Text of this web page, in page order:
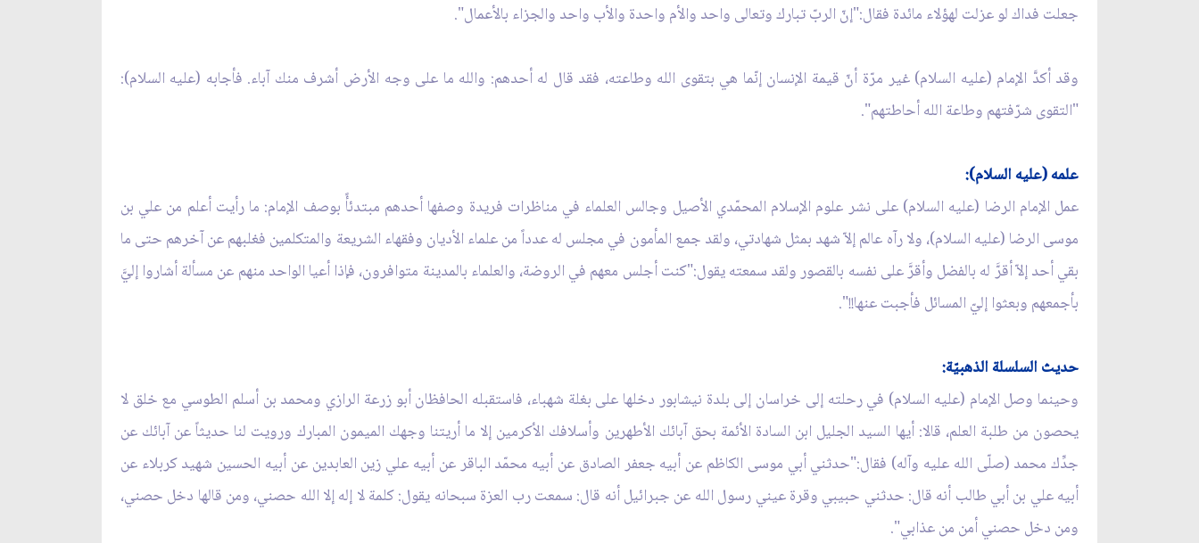
جعلت فداك لو عزلت لهؤلاء مائدة فقال:"إنّ الربّ تبارك وتعالى واحد والأم واحدة والأب واحد والجزاء بالأعمال".
وقد أكدَّ الإمام (عليه السلام) غير مرّة أنّ قيمة الإنسان إنّما هي بتقوى الله وطاعته، فقد قال له أحدهم: والله ما على وجه الأرض أشرف منك آباء. فأجابه (عليه السلام):
"التقوى شرّفتهم وطاعة الله أحاطتهم".
علمه (عليه السلام):
عمل الإمام الرضا (عليه السلام) على نشر علوم الإسلام المحمّدي الأصيل وجالس العلماء في مناظرات فريدة وصفها أحدهم مبتدئأً بوصف الإمام: ما رأيت أعلم من علي بن
موسى الرضا (عليه السلام)، ولا رآه عالم إلاّ شهد بمثل شهادتي، ولقد جمع المأمون في مجلس له عدداً من علماء الأديان وفقهاء الشريعة والمتكلمين فغلبهم عن آخرهم حتى ما
بقي أحد إلاّ أقرَّ له بالفضل وأقرَّ على نفسه بالقصور ولقد سمعته يقول:"كنت أجلس معهم في الروضة، والعلماء بالمدينة متوافرون، فإذا أعيا الواحد منهم عن مسألة أشاروا إليَّ
بأجمعهم وبعثوا إليّ المسائل فأجبت عنها!!".
حديث السلسلة الذهبيّة:
وحينما وصل الإمام (عليه السلام) في رحلته إلى خراسان إلى بلدة نيشابور دخلها على بغلة شهباء، فاستقبله الحافظان أبو زرعة الرازي ومحمد بن أسلم الطوسي مع خلق لا
يحصون من طلبة العلم، قالا: أيها السيد الجليل ابن السادة الأئمة بحق آبائك الأطهرين وأسلافك الأكرمين إلا ما أريتنا وجهك الميمون المبارك ورويت لنا حديثاً عن آبائك عن
جدِّك محمد (صلّى الله عليه وآله) فقال:"حدثني أبي موسى الكاظم عن أبيه جعفر الصادق عن أبيه محمّد الباقر عن أبيه علي زين العابدين عن أبيه الحسين شهيد كربلاء عن
أبيه علي بن أبي طالب أنه قال: حدثني حبيبي وقرة عيني رسول الله عن جبرائيل أنه قال: سمعت رب العزة سبحانه يقول: كلمة لا إله إلا الله حصني، ومن قالها دخل حصني،
ومن دخل حصني أمن من عذابي".